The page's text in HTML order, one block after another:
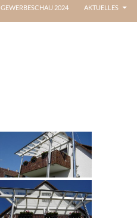
GEWERBESCHAU 2024 AKTUELLES